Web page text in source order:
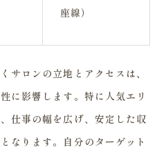
座線）
サロンの立地とアクセスは、
に影響します。特に人気エリ
仕事の幅を広げ、安定した収
なります。自分のターゲット